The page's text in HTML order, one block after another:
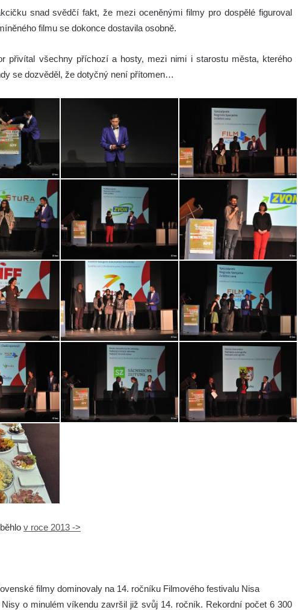
snad svědčí fakt, že mezi oceněnými filmy pro dospělé figuroval
filmu se dokonce dostavila osobně.
přivítal všechny příchozí a hosty, mezi nimi i starostu města, kterého
se dozvěděl, že dotyčný není přítomen…
v roce 2013 ->
filmy dominovaly na 14. ročníku Filmového festivalu Nisa
o minulém víkendu završil již svůj 14. ročník. Rekordní počet 6 300